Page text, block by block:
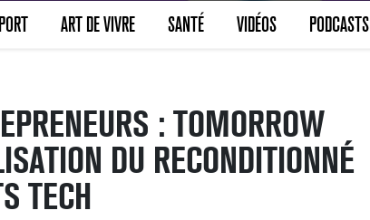
ART DE VIVRE SANTÉ VIDÉOS PODCASTS
: TOMORROW
DU RECONDITIONNÉ
TECH